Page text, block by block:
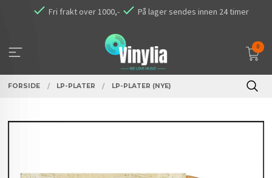
Fri frakt over 1000,- På lager sendes innen 24 timer
0
FORSIDE LP-PLATER LP-PLATER (NYE)